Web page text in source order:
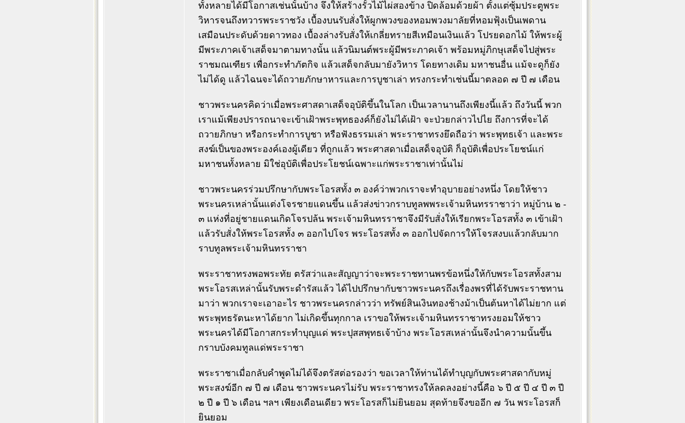
ทั้งหลายได้มีโอกาสเช่นนั้นบ้าง จึงให้สร้างรั้วไม้ไผ่สองข้าง ปิดล้อมด้วยผ้า ตั้งแต่ซุ้มประตูพระ
วิหารจนถึงทวารพระราชวัง เบื้องบนรับสั่งให้ผูกพวงของหอมพวงมาลัยที่หอมฟุ้งเป็นเพดาน
เสมือนประดับด้วยดาวทอง เบื้องล่างรับสั่งให้เกลี่ยทรายสีเหมือนเงินแล้ว โปรยดอกไม้ ให้พระผู้
มีพระภาคเจ้าเสด็จมาตามทางนั้น แล้วนิมนต์พระผู้มีพระภาคเจ้า พร้อมหมู่ภิกษุเสด็จไปสู่พระ
ราชมณเฑียร เพื่อกระทำภัตกิจ แล้วเสด็จกลับมายังวิหาร โดยทางเดิม มหาชนอื่น แม้จะดูก็ยัง
ไม่ได้ดู แล้วไฉนจะได้ถวายภักษาหารและการบูชาเล่า ทรงกระทำเช่นนี้มาตลอด ๗ ปี ๗ เดือน
ชาวพระนครคิดว่าเมื่อพระศาสดาเสด็จอุบัติขึ้นในโลก เป็นเวลานานถึงเพียงนี้แล้ว ถึงวันนี้ พวก
เราแม้เพียงปรารถนาจะเข้าเฝ้าพระพุทธองค์ก็ยังไม่ได้เฝ้า จะป่วยกล่าวไปไย ถึงการที่จะได้
ถวายภิกษา หรือกระทำการบูชา หรือฟังธรรมเล่า พระราชาทรงยึดถือว่า พระพุทธเจ้า และพระ
สงฆ์เป็นของพระองค์เองผู้เดียว ที่ถูกแล้ว พระศาสดาเมื่อเสด็จอุบัติ ก็อุบัติเพื่อประโยชน์แก่
มหาชนทั้งหลาย มิใช่อุบัติเพื่อประโยชน์เฉพาะแก่พระราชาเท่านั้นไม่
ชาวพระนครร่วมปรึกษากับพระโอรสทั้ง ๓ องค์ว่าพวกเราจะทำอุบายอย่างหนึ่ง โดยให้ชาว
พระนครเหล่านั้นแต่งโจรชายแดนขึ้น แล้วส่งข่าวกราบทูลพพระเจ้ามหินทรราชาว่า หมู่บ้าน ๒ -
๓ แห่งที่อยู่ชายแดนเกิดโจรปล้น พระเจ้ามหินทรราชาจึงมีรับสั่งให้เรียกพระโอรสทั้ง ๓ เข้าเฝ้า
แล้วรับสั่งให้พระโอรสทั้ง ๓ ออกไปโจร พระโอรสทั้ง ๓ ออกไปจัดการให้โจรสงบแล้วกลับมาก
ราบทูลพระเจ้ามหินทรราชา
พระราชาทรงพอพระทัย ตรัสว่าและสัญญาว่าจะพระราชทานพรข้อหนึ่งให้กับพระโอรสทั้งสาม
พระโอรสเหล่านั้นรับพระดำรัสแล้ว ได้ไปปรึกษากับชาวพระนครถึงเรื่องพรที่ได้รับพระราชทาน
มาว่า พวกเราจะเอาอะไร ชาวพระนครกล่าวว่า ทรัพย์สินเงินทองช้างม้าเป็นต้นหาได้ไม่ยาก แต่
พระพุทธรัตนะหาได้ยาก ไม่เกิดขึ้นทุกกาล เราขอให้พระเจ้ามหินทรราชาทรงยอมให้ชาว
พระนครได้มีโอกาสกระทำบุญแด่ พระปุสสพุทธเจ้าบ้าง พระโอรสเหล่านั้นจึงนำความนั้นขึ้น
กราบบังคมทูลแด่พระราชา
พระราชาเมื่อกลับคำพูดไม่ได้จึงตรัสต่อรองว่า ขอเวลาให้ท่านได้ทำบุญกับพระศาสดากับหมู่
พระสงฆ์อีก ๗ ปี ๗ เดือน ชาวพระนครไม่รับ พระราชาทรงให้ลดลงอย่างนี้คือ ๖ ปี ๕ ปี ๔ ปี ๓ ปี
๒ ปี ๑ ปี ๖ เดือน ฯลฯ เพียงเดือนเดียว พระโอรสก็ไม่ยินยอม สุดท้ายจึงขออีก ๗ วัน พระโอรสก็
ยินยอม